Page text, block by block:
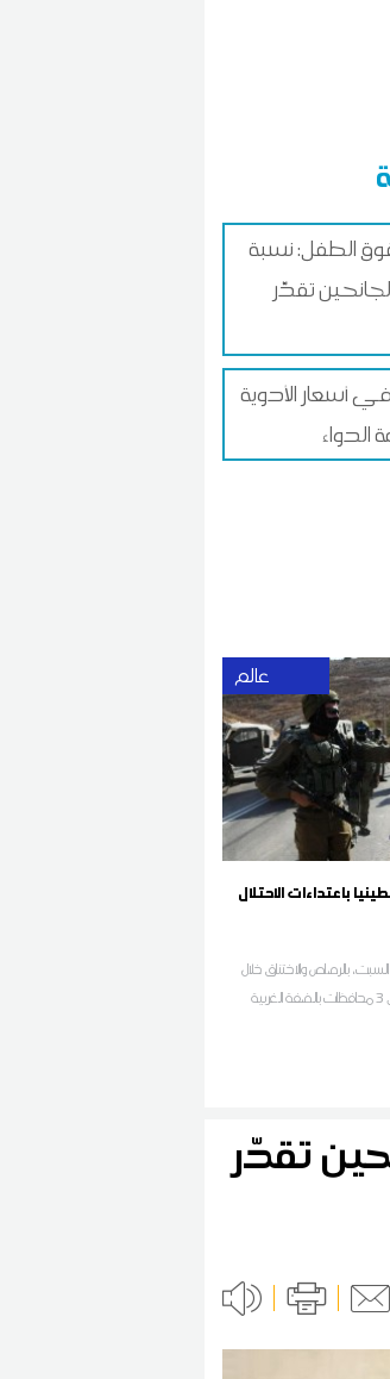
الطفل: نسبة
تقدّر
في أسعار الأدوية
الدواء
عالم
اليوم السبت، بالرصاص والاختناق خلال
اعتداءات جيش الاحتلال والمستوطنين في 3 محافظات بالضفة الغربية
تقدّر